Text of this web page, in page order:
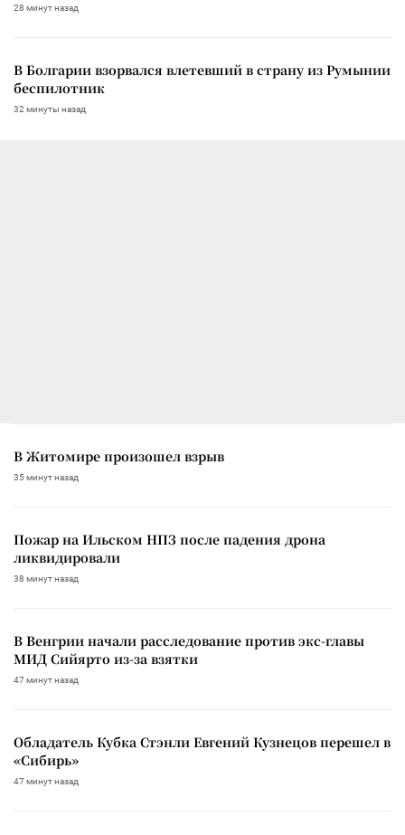
28 минут назад
В Болгарии взорвался влетевший в страну из Румынии
беспилотник
32 минуты назад
В Житомире произошел взрыв
35 минут назад
Пожар на Ильском НПЗ после падения дрона
ликвидировали
38 минут назад
В Венгрии начали расследование против экс-главы
МИД Сийярто из-за взятки
47 минут назад
Обладатель Кубка Стэнли Евгений Кузнецов перешел в
«Сибирь»
47 минут назад